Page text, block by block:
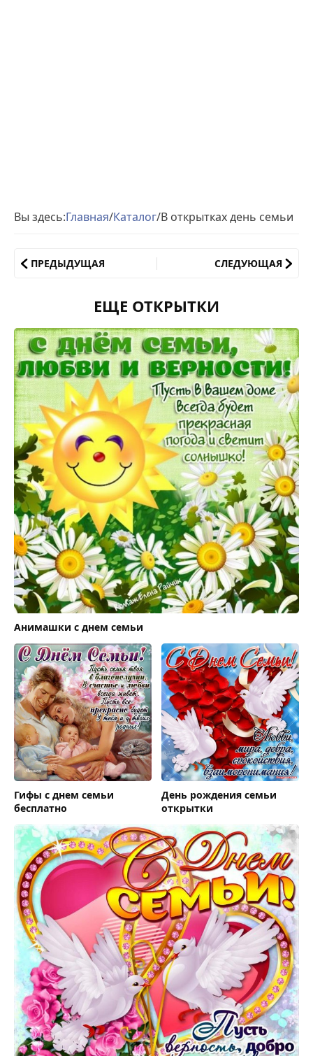
Вы здесь:Главная/Каталог/В открытках день семьи
ПРЕДЫДУЩАЯ СЛЕДУЮЩАЯ
ЕЩЕ ОТКРЫТКИ
Анимашки с днем семьи
Гифы с днем семьи
бесплатно
День рождения семьи
открытки